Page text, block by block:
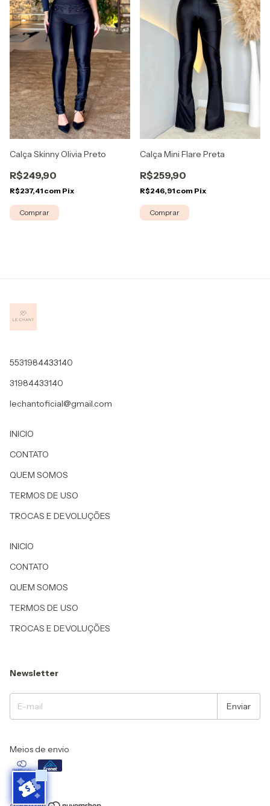
Calça Skinny Olivia Preto
R$249,90
R$237,41 com Pix
Comprar
Calça Mini Flare Preta
R$259,90
R$246,91 com Pix
Comprar
5531984433140
31984433140
lechantoficial@gmail.com
INICIO
CONTATO
QUEM SOMOS
TERMOS DE USO
TROCAS E DEVOLUÇÕES
INICIO
CONTATO
QUEM SOMOS
TERMOS DE USO
TROCAS E DEVOLUÇÕES
Newsletter
Meios de envio